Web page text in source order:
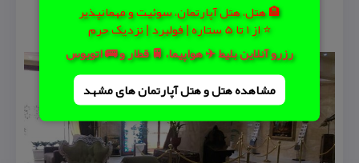
🏨 هتل، هتل آپارتمان، سوئیت و مهمانپذیر
⭐ از 1 تا 5 ستاره | فولبرد | نزدیک حرم
رزرو آنلاین بلیط ✈️ هواپیما، 🚆 قطار و 🚌 اتوبوس
مشاهده هتل و هتل‌ آپارتمان های مشهد